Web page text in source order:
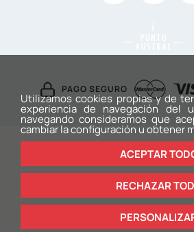
Utilizamos cookies propias y de
experiencia de navegación del
navegando consideramos que
cambiar la configuración u obtener
ACEPTAR
RECHAZAR
PAGO SEGURO